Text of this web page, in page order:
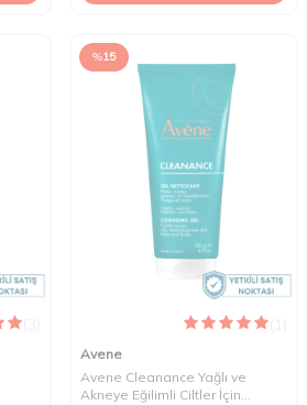
%15
Avene
Avene Cleanance Yağlı ve
Akneye Eğilimli Ciltler İçin